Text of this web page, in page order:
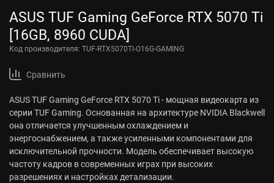
ASUS TUF Gaming GeForce RTX 5070 Ti
[16GB, 8960 CUDA]
Код производителя: TUF-RTX5070TI-O16G-GAMING
Сравнить
ASUS TUF Gaming GeForce RTX 5070 Ti - мощная видеокарта из
серии TUF Gaming. Основанная на архитектуре NVIDIA Blackwell
она отличается улучшенным охлаждением и
энергоснабжением, а также усиленными компонентами для
исключительной прочности. Модель обеспечивает высокую
частоту кадров в современных играх при высоких
разрешениях и настройках детализации.